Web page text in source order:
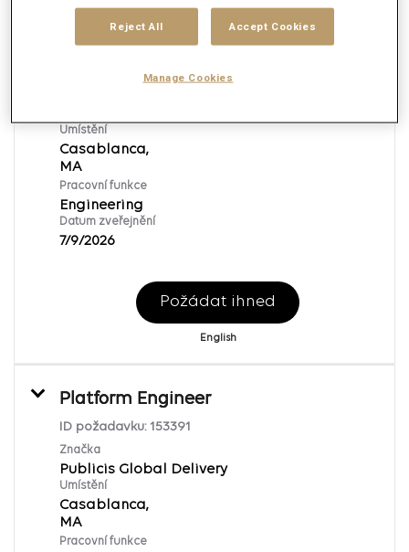
Platform Engineer
ID požadavku: 153390
Umístění
Casablanca,
Pracovní funkce
Engineering
Datum zveřejnění
7/9/2026
Požádat ihned
English
Platform Engineer
ID požadavku: 153391
Značka
Publicis Global Delivery
Umístění
Casablanca,
Pracovní funkce
Reject All Accept Cookies
Manage Cookies